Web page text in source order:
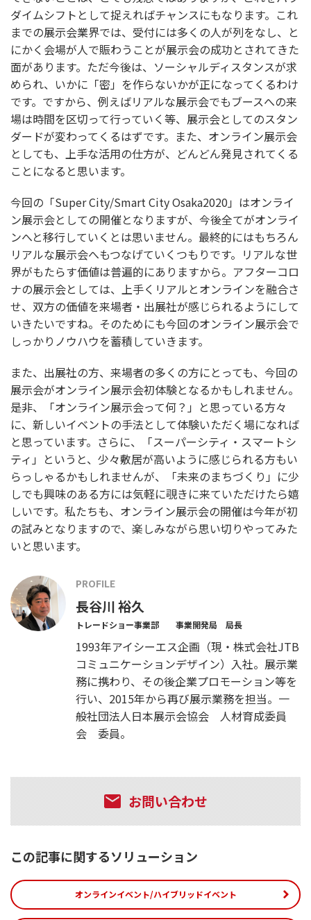
ダイムシフトとして捉えればチャンスにもなります。これ
までの展示会業界では、受付には多くの人が列をなし、と
にかく会場が人で賑わうことが展示会の成功とされてきた
面があります。ただ今後は、ソーシャルディスタンスが求
められ、いかに「密」を作らないかが正になってくるわけ
です。ですから、例えばリアルな展示会でもブースへの来
場は時間を区切って行っていく等、展示会としてのスタン
ダードが変わってくるはずです。また、オンライン展示会
としても、上手な活用の仕方が、どんどん発見されてくる
ことになると思います。
今回の「Super City/Smart City Osaka2020」はオンライ
ン展示会としての開催となりますが、今後全てがオンライ
ンへと移行していくとは思いません。最終的にはもちろん
リアルな展示会へもつなげていくつもりです。リアルな世
界がもたらす価値は普遍的にありますから。アフターコロ
ナの展示会としては、上手くリアルとオンラインを融合さ
せ、双方の価値を来場者・出展社が感じられるようにして
いきたいですね。そのためにも今回のオンライン展示会で
しっかりノウハウを蓄積していきます。
また、出展社の方、来場者の多くの方にとっても、今回の
展示会がオンライン展示会初体験となるかもしれません。
是非、「オンライン展示会って何？」と思っている方々
に、新しいイベントの手法として体験いただく場になれば
と思っています。さらに、「スーパーシティ・スマートシ
ティ」というと、少々敷居が高いように感じられる方もい
らっしゃるかもしれませんが、「未来のまちづくり」に少
しでも興味のある方には気軽に覗きに来ていただけたら嬉
しいです。私たちも、オンライン展示会の開催は今年が初
の試みとなりますので、楽しみながら思い切りやってみた
いと思います。
PROFILE
長谷川 裕久
トレードショー事業部 事業開発局 局長
1993年アイシーエス企画（現・株式会社JTB
コミュニケーションデザイン）入社。展示業
務に携わり、その後企業プロモーション等を
行い、2015年から再び展示業務を担当。一
般社団法人日本展示会協会 人材育成委員
会 委員。
お問い合わせ
この記事に関するソリューション
オンラインイベント/ハイブリッドイベント